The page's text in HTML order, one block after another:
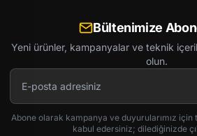
Bültenimize
Yeni ürünler, kampanyalar ve teknik
olun.
Abone olarak kampanya ve duyurularımız
kabul edersiniz; dilediğinizde